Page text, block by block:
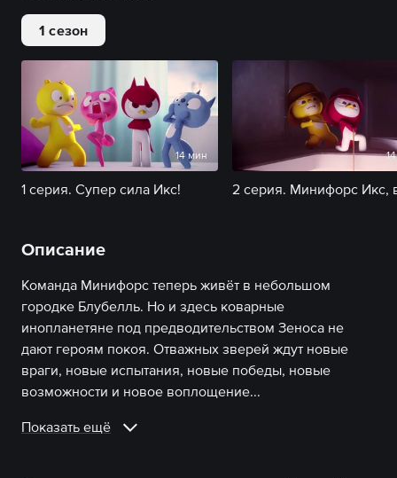
1 сезон
14 мин
1 серия. Супер сила Икс!
Описание
Команда Минифорс теперь живёт в небольшом
городке Блубелль. Но и здесь коварные
инопланетяне под предводительством Зеноса не
дают героям покоя. Отважных зверей ждут новые
враги, новые испытания, новые победы, новые
возможности и новое воплощение...
Показать ещё